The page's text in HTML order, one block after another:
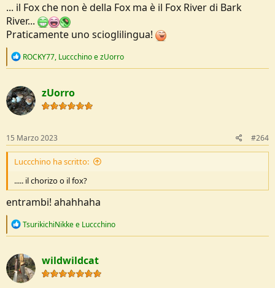
... il Fox che non è della Fox ma è il Fox River di Bark
River...
Praticamente uno scioglilingua!
R
c
t
i
o
s
:
ROCKY77, LuccchinoezUorro
zUorro
15 Marzo 2023 #264
Luccchino ha scritto:
..... il chorizo o il fox?
entrambi! ahahhaha
R
c
t
o
TsurikichiNikkee Luccchino
wildwildcat